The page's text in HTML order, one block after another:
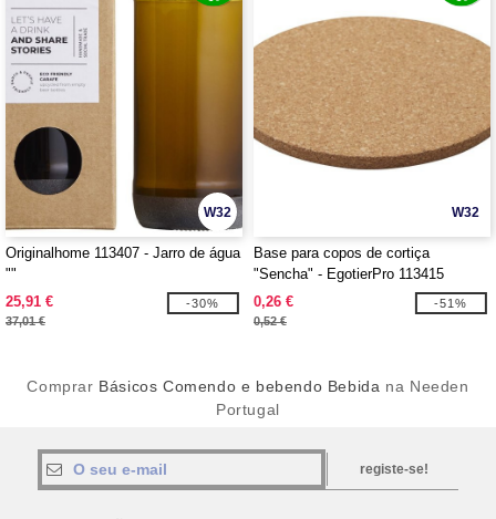
W32
Originalhome 113407 - Jarro de água
""
25,91 €
37,01 €
-30%
W32
Base para copos de cortiça
"Sencha" - EgotierPro 113415
0,26 €
0,52 €
-51%
Comprar Básicos Comendo e bebendo Bebida na Needen
Portugal
registe-se!